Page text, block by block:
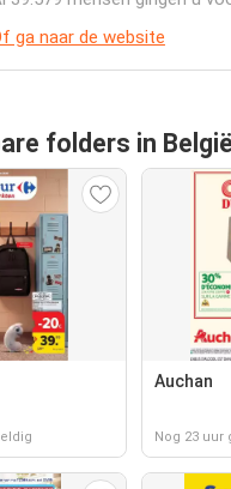
ga naar de website
folders in België
Auchan
Nog 23 uur